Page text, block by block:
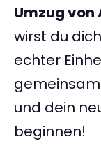
Umzug
wirst du
echter
und dein
beginnen!